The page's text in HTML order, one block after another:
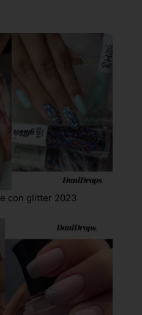
con glitter 2023